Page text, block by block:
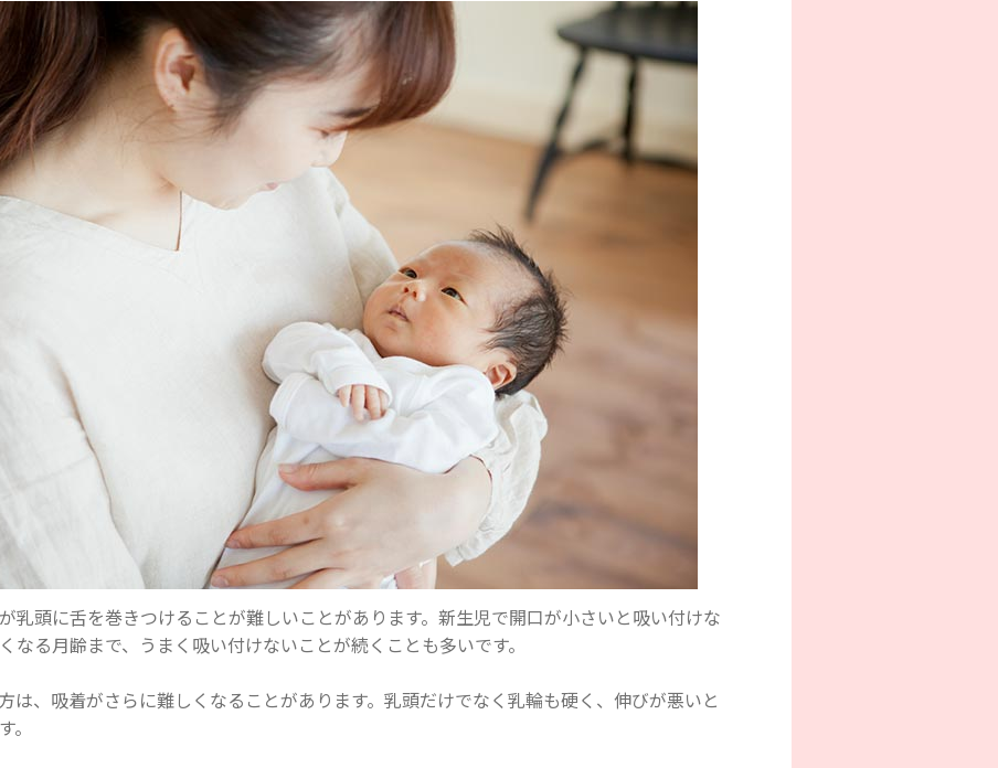
乳頭に舌を巻きつけることが難しいことがあります。新生児で開口が小さいと吸い付けな
なる月齢まで、うまく吸い付けないことが続くことも多いです。
は、吸着がさらに難しくなることがあります。乳頭だけでなく乳輪も硬く、伸びが悪いと